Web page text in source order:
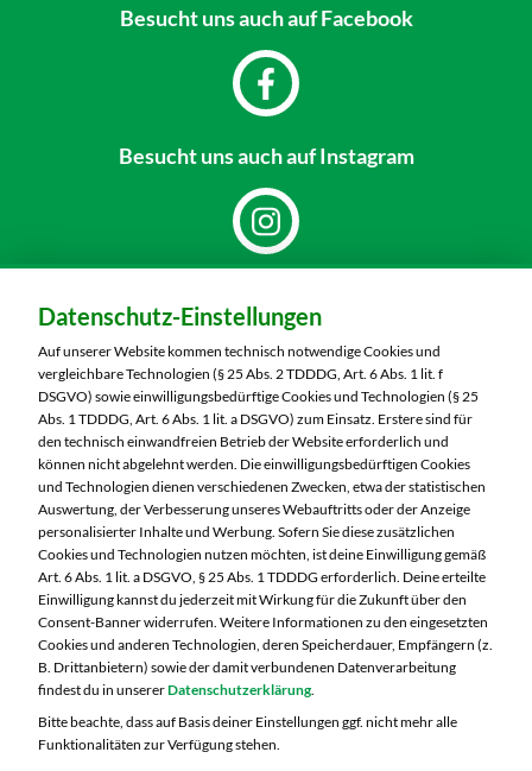
Besucht unsauch auf Facebook
Besucht unsauch auf Instagram
MARKTKAUF Nürnberg-Thon
Wilhelmshavener Straße 15
90425 Nürnberg
Telefon:0911 93460
Markt ändern
Öffnungszeiten diese Woche:
Mo:
07:00 – 20:00 Uhr
Di:
07:00 – 20:00 Uhr
Mi:
07:00 – 20:00 Uhr
Do:
07:00 – 20:00 Uhr
Fr:
07:00 – 20:00 Uhr
Datenschutz-Einstellungen
Auf unserer Website kommen technisch notwendige Cookies und
vergleichbare Technologien (§ 25 Abs. 2 TDDDG, Art. 6 Abs. 1 lit. f
DSGVO) sowie einwilligungsbedürftige Cookies und Technologien (§ 25
Abs. 1 TDDDG, Art. 6 Abs. 1 lit. a DSGVO) zum Einsatz. Erstere sind für
den technisch einwandfreien Betrieb der Website erforderlich und
können nicht abgelehnt werden. Die einwilligungsbedürftigen Cookies
und Technologien dienen verschiedenen Zwecken, etwa der statistischen
Auswertung, der Verbesserung unseres Webauftritts oder der Anzeige
personalisierter Inhalte und Werbung. Sofern Sie diese zusätzlichen
Cookies und Technologien nutzen möchten, ist deine Einwilligung gemäß
Art. 6 Abs. 1 lit. a DSGVO, § 25 Abs. 1 TDDDG erforderlich. Deine erteilte
Einwilligung kannst du jederzeit mit Wirkung für die Zukunft über den
Consent-Banner widerrufen. Weitere Informationen zu den eingesetzten
Cookies und anderen Technologien, deren Speicherdauer, Empfängern (z.
B. Drittanbietern) sowie der damit verbundenen Datenverarbeitung
findest du in unsererDatenschutzerklärung.
Bitte beachte, dass auf Basis deiner Einstellungen ggf. nicht mehr alle
Funktionalitäten zur Verfügung stehen.